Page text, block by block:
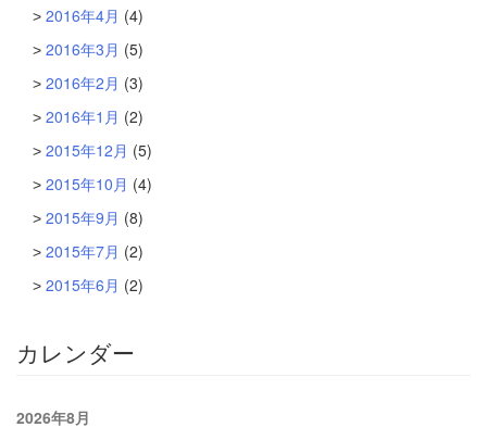
2016年4月 (4)
2016年3月 (5)
2016年2月 (3)
2016年1月 (2)
2015年12月 (5)
2015年10月 (4)
2015年9月 (8)
2015年7月 (2)
2015年6月 (2)
カレンダー
2026年8月